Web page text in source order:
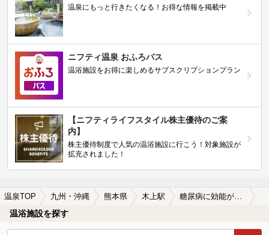
温泉にもっと行きたくなる！お得な情報を掲載中
ニフティ温泉 おふろパス
温浴施設をお得に楽しめるサブスクリプションプラン
【ニフティライフスタイル株主優待のご案
内】
株主優待制度で人気の温浴施設に行こう！対象施設が
拡充されました！
温泉TOP 九州・沖縄 熊本県 木上駅 糖尿病に効能がある木上駅近くの温泉、日帰り温泉、スーパー銭湯おすすめ
温浴施設を探す